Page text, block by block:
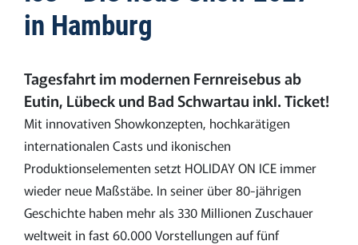
in Hamburg
Tagesfahrt im modernen Fernreisebus ab
Eutin, Lübeck und Bad Schwartau inkl. Ticket!
Mit innovativen Showkonzepten, hochkarätigen
internationalen Casts und ikonischen
Produktionselementen setzt HOLIDAY ON ICE immer
wieder neue Maßstäbe. In seiner über 80-jährigen
Geschichte haben mehr als 330 Millionen Zuschauer
weltweit in fast 60.000 Vorstellungen auf fünf